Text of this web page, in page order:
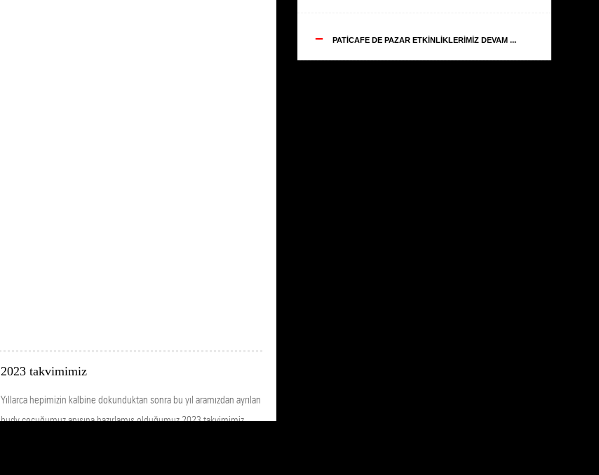
2023 takvimimiz
Yıllarca hepimizin kalbine dokunduktan sonra bu yıl aramızdan ayrılan
budy çocuğumuz anısına hazırlamış olduğumuz 2023 takvimimiz
-- PATİCAFE DE PAZAR ETKİNLİKLERİMİZ DEVAM ...